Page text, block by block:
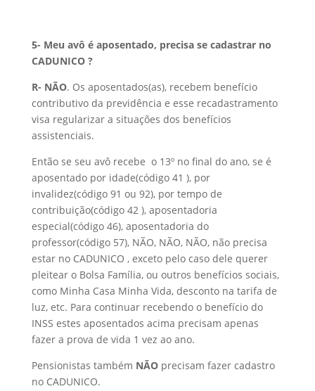
5- Meu avô é aposentado, precisa se cadastrar no
CADUNICO ?
R- NÃO. Os aposentados(as), recebem benefício
contributivo da previdência e esse recadastramento
visa regularizar a situações dos benefícios
assistenciais.
Então se seu avô recebe o 13º no final do ano, se é
aposentado por idade(código 41 ), por
invalidez(código 91 ou 92), por tempo de
contribuição(código 42 ), aposentadoria
especial(código 46), aposentadoria do
professor(código 57), NÃO, NÃO, NÃO, não precisa
estar no CADUNICO , exceto pelo caso dele querer
pleitear o Bolsa Família, ou outros benefícios sociais,
como Minha Casa Minha Vida, desconto na tarifa de
luz, etc. Para continuar recebendo o benefício do
INSS estes aposentados acima precisam apenas
fazer a prova de vida 1 vez ao ano.
Pensionistas também NÃOprecisam fazer cadastro
no CADUNICO.